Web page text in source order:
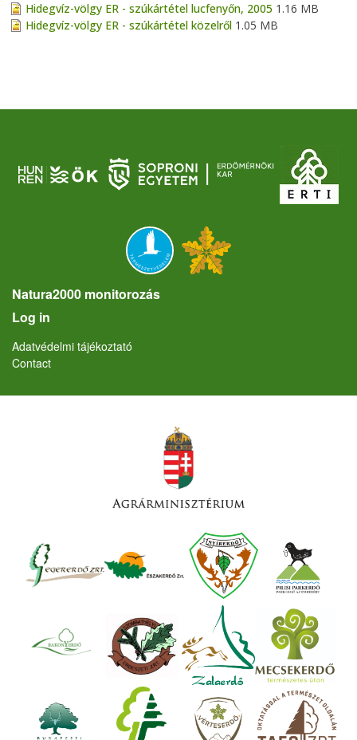
Hidegvíz-völgy ER - szúkártétel lucfenyőn, 2005 1.16 MB
Hidegvíz-völgy ER - szúkártétel közelről 1.05 MB
Natura2000 monitorozás
User account menu
Log in
Lábléc
Adatvédelmi tájékoztató
Contact